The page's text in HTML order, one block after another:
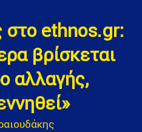
ethnos.gr:
βρίσκεται
αλλαγής,